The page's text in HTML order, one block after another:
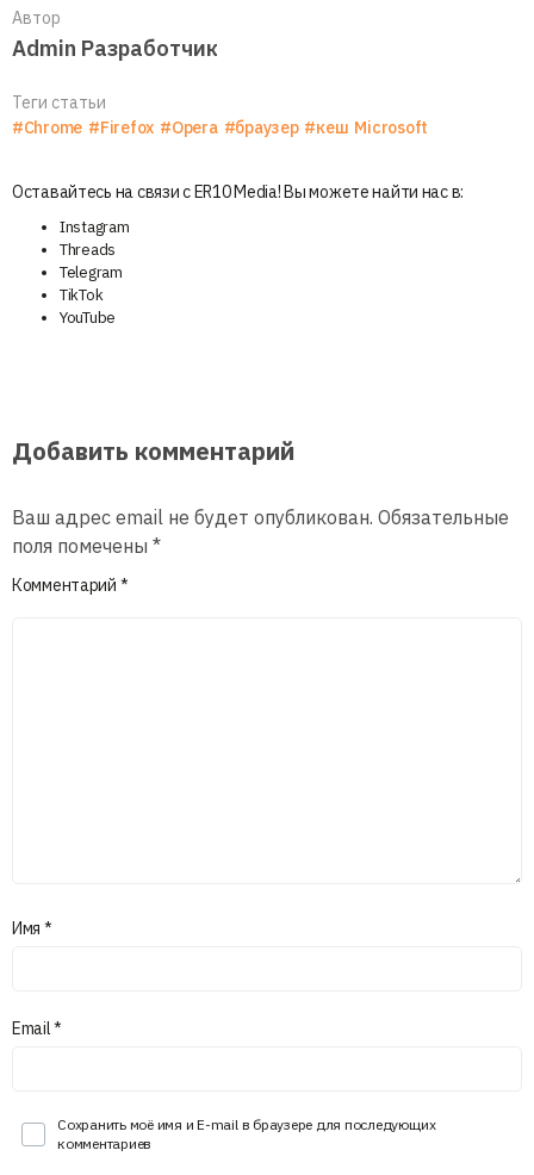
Автор
Admin Разработчик
Теги статьи
#Chrome #Firefox #Opera #браузер #кеш Microsoft
Оставайтесь на связи с ER10 Media! Вы можете найти нас в:
Instagram
Threads
Telegram
TikTok
YouTube
Добавить комментарий
Ваш адрес email не будет опубликован. Обязательные
поля помечены *
Комментарий *
Имя *
Email*
Сохранить моё имя и E-mail в браузере для последующих
комментариев